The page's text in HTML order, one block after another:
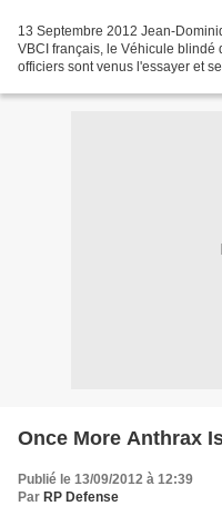
13 Septembre 2012 Jean-
VBCI français, le Véhicule blindé
officiers sont venus l'essayer et
Once More Anthrax
Publié le 13/09/2012 à 12:39
Par RP Defense